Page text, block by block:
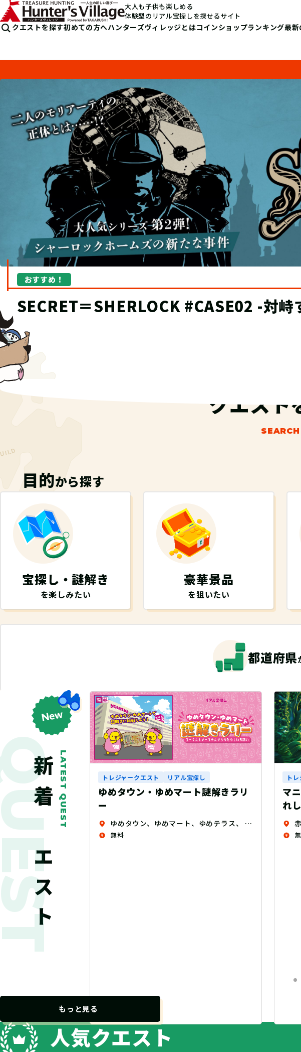
大人も子供も楽しめる
体験型のリアル宝探しを探せるサイト
クエストを探す初めての方へハンターズヴィレッジとはコインショップランキング最新
“究極の宝探し”TECにオブザーバー制度
クエスト
SEARCH
目的から探す
宝探し・謎解き
を楽しみたい
豪華景品
を狙いたい
都道府県
LATEST QUEST
新着クエスト
宝探し
ト謎解きラリ
ゆめタウン、ゆめマート、ゆめテラス、 ゆめシティ、ゆめモール店内（一部店舗除く）
トレジャークエスト リアル宝探し
マニュライフクエスト～妖精と失わ
れし力～
赤坂周辺エリア
無料
ト
コ
く
もっと見る
人気クエスト